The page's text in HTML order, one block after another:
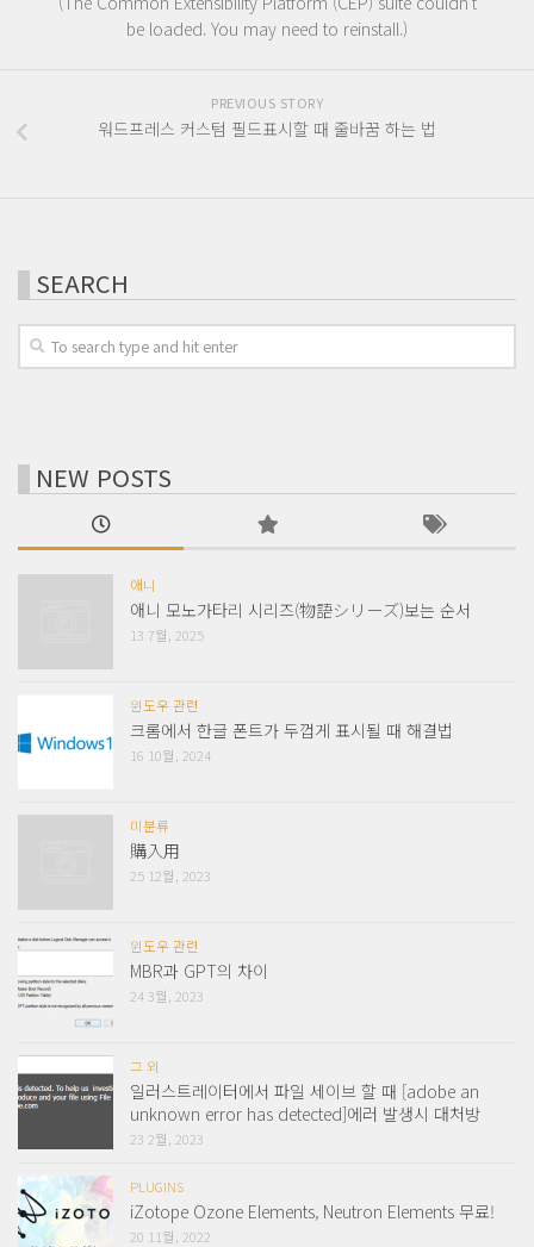
be loaded. You may need to reinstall.)
PREVIOUS STORY
워드프레스 커스텀 필드표시할 때 줄바꿈 하는 법
SEARCH
NEW POSTS
애니
애니 모노가타리 시리즈(物語シリーズ)보는 순서
13 7월, 2025
윈도우 관련
크롬에서 한글 폰트가 두껍게 표시될 때 해결법
16 10월, 2024
미분류
購入用
25 12월, 2023
윈도우 관련
MBR과 GPT의 차이
24 3월, 2023
그 외
일러스트레이터에서 파일 세이브 할 때 [adobe an
unknown error has detected]에러 발생시 대처방
23 2월, 2023
PLUGINS
iZotope Ozone Elements, Neutron Elements 무료!
20 11월, 2022